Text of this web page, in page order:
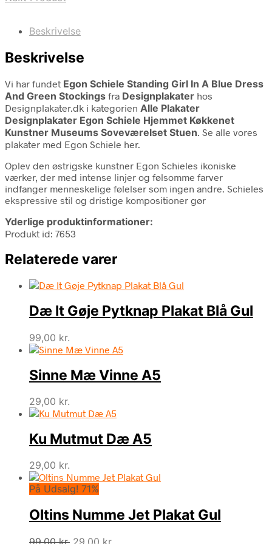
Beskrivelse
Beskrivelse
Vi har fundet Egon Schiele Standing Girl In A Blue Dress
And Green Stockings fra Designplakater hos
Designplakater.dk i kategorien Alle Plakater
Designplakater Egon Schiele Hjemmet Køkkenet
Kunstner Museums Soveværelset Stuen. Se alle vores
plakater med Egon Schiele her.
Oplev den østrigske kunstner Egon Schieles ikoniske
værker, der med intense linjer og følsomme farver
indfanger menneskelige følelser som ingen andre. Schieles
ekspressive stil og dristige kompositioner gør
Yderlige produktinformationer:
Produkt id: 7653
Relaterede varer
Dæ It Gøje Pytknap Plakat Blå Gul
99,00 kr.
Sinne Mæ Vinne A5
29,00 kr.
Ku Mutmut Dæ A5
29,00 kr.
På Udsalg! 71%
Oltins Numme Jet Plakat Gul
99,00kr. Den
29,00 kr.